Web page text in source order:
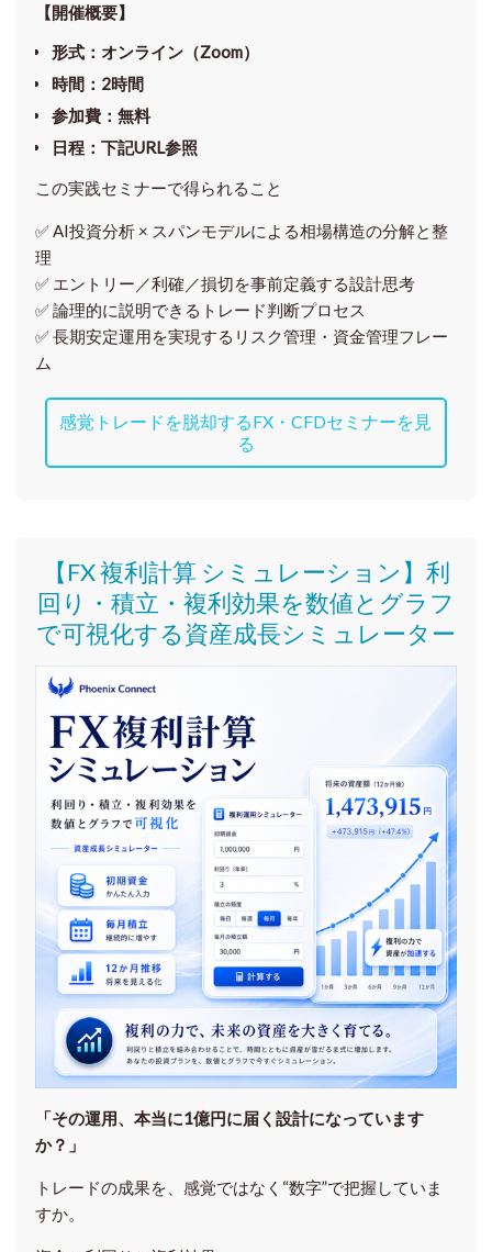
【開催概要】
形式：オンライン（Zoom）
時間：2時間
参加費：無料
日程：下記URL参照
この実践セミナーで得られること
✅ AI投資分析 × スパンモデルによる相場構造の分解と整
理
✅ エントリー／利確／損切を事前定義する設計思考
✅ 論理的に説明できるトレード判断プロセス
✅ 長期安定運用を実現するリスク管理・資金管理フレー
ム
感覚トレードを脱却するFX・CFDセミナーを見
る
【FX 複利計算 シミュレーション】利
回り・積立・複利効果を数値とグラフ
で可視化する資産成長シミュレーター
「その運用、本当に1億円に届く設計になっています
か？」
トレードの成果を、感覚ではなく“数字”で把握していま
すか。